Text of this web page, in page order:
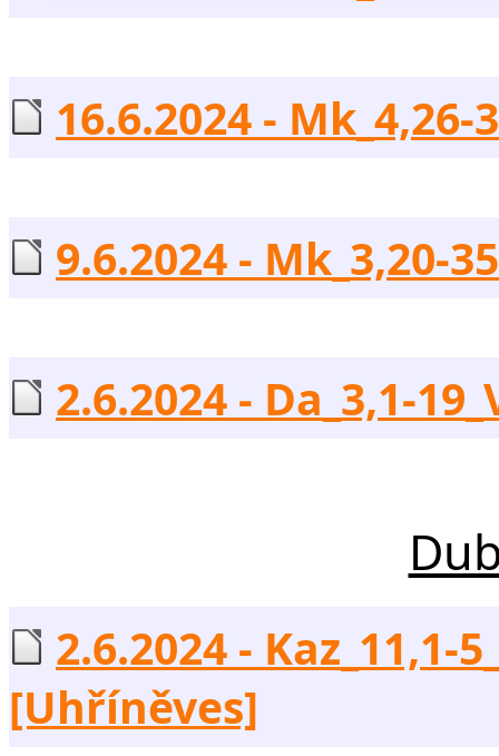
16.6.2024 -
9.6.2024 - Mk_3,20-
2.6.2024 - Da_3,1-
2.6.2024 -
[Uhříněves]